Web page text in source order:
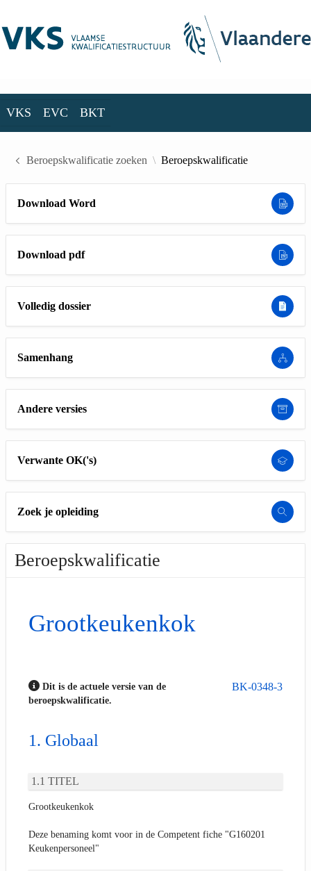
VKS EVC BKT
Beroepskwalificatie zoeken Beroepskwalificatie
Download Word
Download pdf
Volledig dossier
Samenhang
Andere versies
Verwante OK('s)
Zoek je opleiding
Beroepskwalificatie
Grootkeukenkok
BK-0348-3
Dit is de actuele versie van de
beroepskwalificatie.
Globaal
TITEL
Grootkeukenkok
Deze benaming komt voor in de Competent fiche "G160201
Keukenpersoneel"